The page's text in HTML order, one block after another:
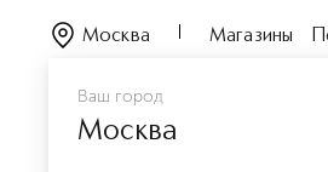
Ваш город
Москва
Москва Магазины